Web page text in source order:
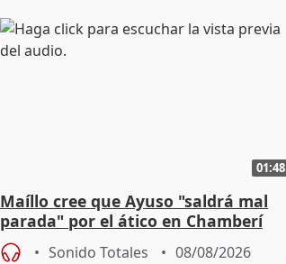
01:48
Maíllo cree que Ayuso "saldrá mal
parada" por el ático en Chamberí
Sonido Totales 08/08/2026